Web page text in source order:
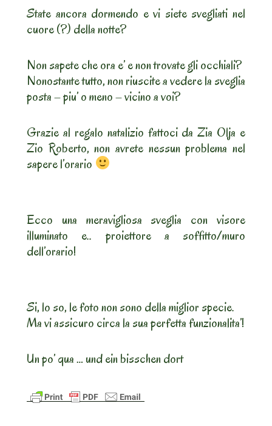
State ancora dormendo e vi siete svegliati nel
cuore (?) della notte?
Non sapete che ora e’ e non trovate gli occhiali?
Nonostante tutto, non riuscite a vedere la sveglia
posta – piu’ o meno – vicino a voi?
Grazie al regalo natalizio fattoci da Zia Olja e
Zio Roberto, non avrete nessun problema nel
sapere l’orario
Ecco una meravigliosa sveglia con visore
illuminato e.. proiettore a soffitto/muro
dell’orario!
Si, lo so, le foto non sono della miglior specie.
Ma vi assicuro circa la sua perfetta funzionalita’!
Un po’ qua … und ein bisschen dort